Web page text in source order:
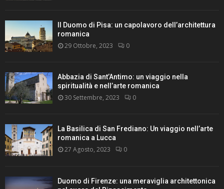
Il Duomo di Pisa: un capolavoro dell’architettura
romanica
29 Ottobre, 2023 0
Abbazia di Sant’Antimo: un viaggio nella
spiritualità e nell’arte romanica
30 Settembre, 2023 0
La Basilica di San Frediano: Un viaggio nell’arte
romanica a Lucca
27 Agosto, 2023 0
Duomo di Firenze: una meraviglia architettonica